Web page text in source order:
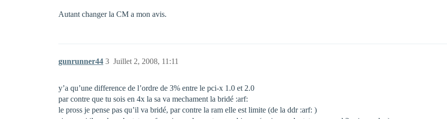
Autant changer la CM a mon avis.
gunrunner44 Juillet 2, 2008, 11:11
3
y’a qu’une difference de l’ordre de 3% entre le pci-x 1.0 et 2.0
par contre que tu sois en 4x la sa va mechament la bridé :arf:
le pross je pense pas qu’il va bridé, par contre la ram elle est limite (de la ddr :arf: )